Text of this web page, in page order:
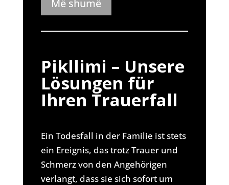
Më shumë
Pikllimi – Unsere
Lösungen für
Ihren Trauerfall
Ein Todesfall in der Familie ist stets
ein Ereignis, das trotz Trauer und
Schmerz von den Angehörigen
verlangt, dass sie sich sofort um